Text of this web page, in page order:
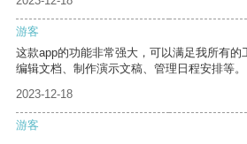
游客
这款app的功能非常强大，可以满足我所有
编辑文档、制作演示文稿、管理日程安排等。
2023-12-18
游客